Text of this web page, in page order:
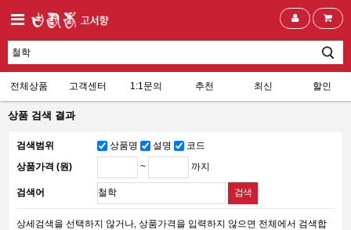
전체상품 고객센터 1:1문의 추천 최신 할인
상품 검색 결과
검색범위 상품명 설명
코드
상품가격 (원)
~ 까지
검색어
상세검색을 선택하지 않거나, 상품가격을 입력하지 않으면 전체에서 검색합